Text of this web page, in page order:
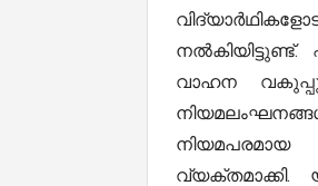
വാഹന
വ്യക്തമാക്കി.